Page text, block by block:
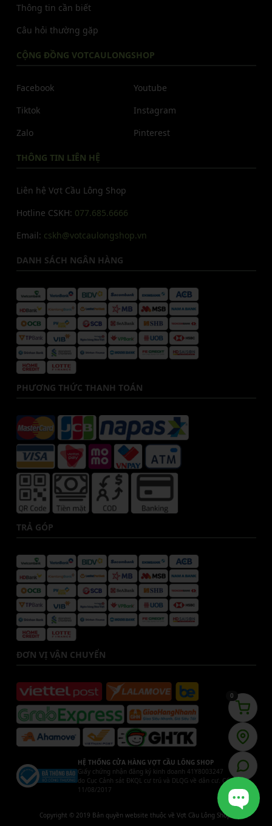
Thông tin cần biết
Câu hỏi thường gặp
CỘNG ĐỒNG VOTCAULONGSHOP
Facebook
Tiktok
Zalo
Youtube
Instagram
Pinterest
THÔNG TIN LIÊN HỆ
Liên hệ Vợt Cầu Lông Shop
Hotline CSKH: 077.685.6666
Email: cskh@votcaulongshop.vn
DANH SÁCH NGÂN HÀNG
PHƯƠNG THỨC THANH TOÁN
TRẢ GÓP
ĐƠN VỊ VẬN CHUYỂN
HỆ THỐNG CỬA HÀNG VỢT CẦU LÔNG SHOP
Giấy chứng nhận đăng ký kinh doanh 41Y8003247
do Cục Cảnh sát ĐKQL cư trú và DLQG về dân cư. Cấp ngày
11/08/2017
Copyright © 2019 Bản quyền website thuộc về Vợt Cầu Lông Shop.
0